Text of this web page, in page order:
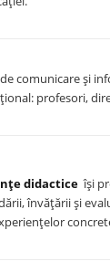
comunicare și
profesori,
didactice îşi
învăţării şi